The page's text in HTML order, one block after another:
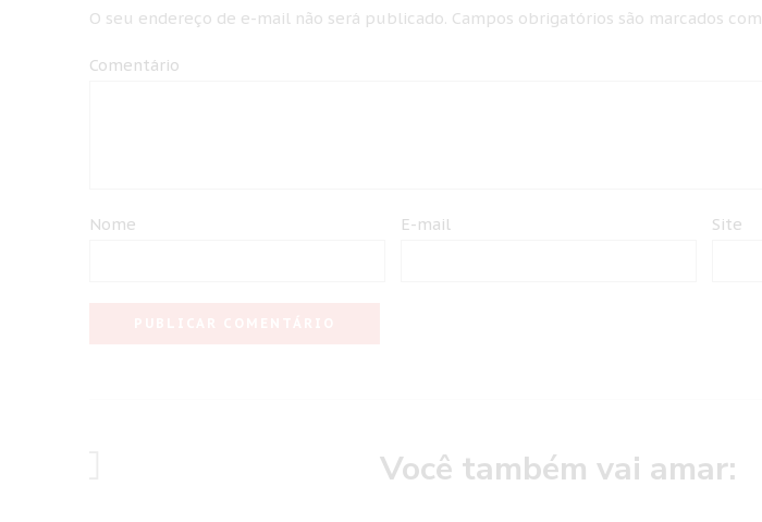
O seu endereço de e-mail não será publicado. Campos obrigatórios são marcados com
Comentário
Nome E-mail Site
Você também vai amar: